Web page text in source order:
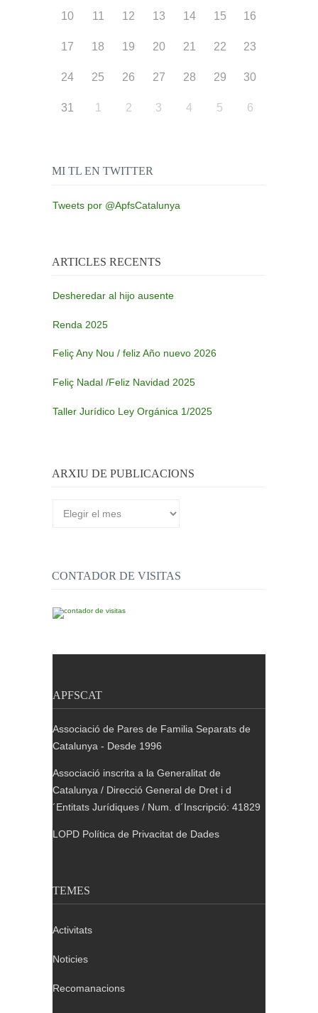
10 11 12 13 14 15 16
17 18 19 20 21 22 23
24 25 26 27 28 29 30
31 1 2 3 4 5 6
MI TL EN TWITTER
Tweets por @ApfsCatalunya
ARTICLES RECENTS
Desheredar al hijo ausente
Renda 2025
Feliç Any Nou / feliz Año nuevo 2026
Feliç Nadal /Feliz Navidad 2025
Taller Jurídico Ley Orgánica 1/2025
ARXIU DE PUBLICACIONS
CONTADOR DE VISITAS
APFSCAT
Associació de Pares de Familia Separats de
Catalunya - Desde 1996
Associació inscrita a la Generalitat de
Catalunya / Direcció General de Dret i d
´Entitats Jurídiques / Num. d´Inscripció: 41829
LOPD Política de Privacitat de Dades
TEMES
Activitats
Noticies
Recomanacions